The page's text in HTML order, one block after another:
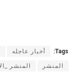
Tags: أخبار عاجله
المنشر المنشر